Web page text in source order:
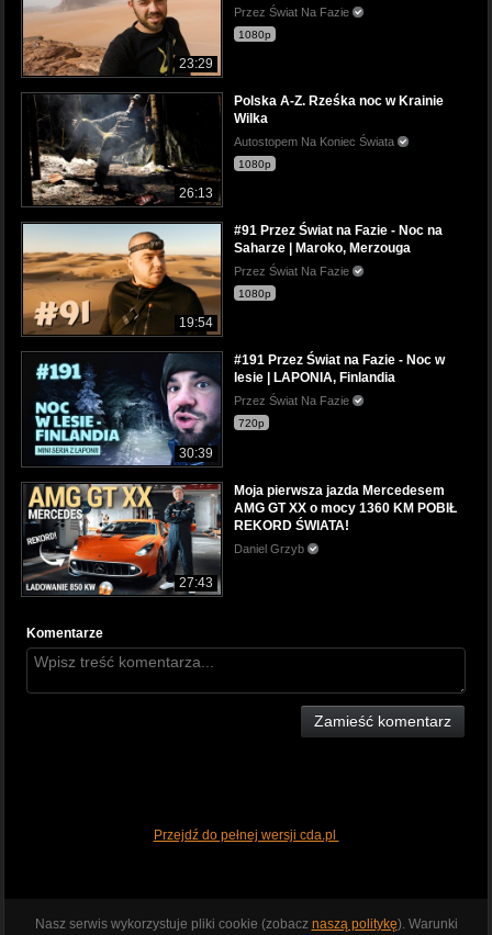
23:29
Przez Świat Na Fazie
1080p
26:13
Polska A-Z. Rześka noc w Krainie
Wilka
Autostopem Na Koniec Świata
1080p
19:54
#91 Przez Świat na Fazie - Noc na
Saharze | Maroko, Merzouga
Przez Świat Na Fazie
1080p
30:39
#191 Przez Świat na Fazie - Noc w
lesie | LAPONIA, Finlandia
Przez Świat Na Fazie
720p
27:43
Moja pierwsza jazda Mercedesem
AMG GT XX o mocy 1360 KM POBIŁ
REKORD ŚWIATA!
Daniel Grzyb
Komentarze
Zamieść komentarz
Przejdź do pełnej wersji cda.pl
Nasz serwis wykorzystuje pliki cookie (zobacz naszą politykę). Warunki